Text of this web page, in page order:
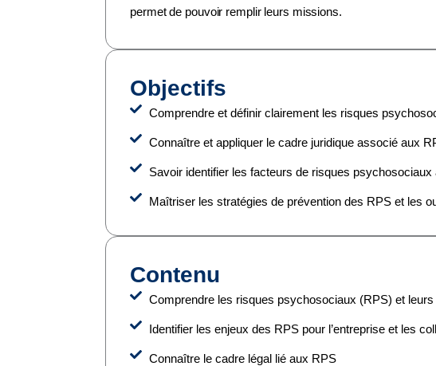
permet de pouvoir remplir leurs missions.
Objectifs
Comprendre et définir clairement les risques
Connaître et appliquer le cadre juridique associé aux
Savoir identifier les facteurs de risques psychosociaux
Maîtriser les stratégies de prévention des RPS et les
Contenu
Comprendre les risques psychosociaux (RPS) et
Identifier les enjeux des RPS pour l’entreprise et les
Connaître le cadre légal lié aux RPS